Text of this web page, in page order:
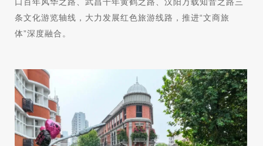
口百年风华之路、武昌千年黄鹤之路、汉阳万载知音之路三
条文化游览轴线，大力发展红色旅游线路，推进“文商旅
体”深度融合。